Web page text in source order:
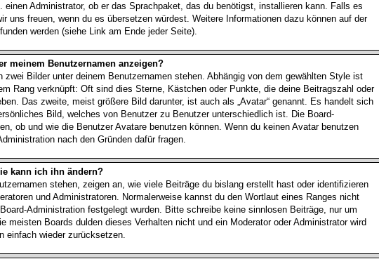
einen Administrator, ob er das Sprachpaket, das du benötigst, installieren kann. Falls es
uns freuen, wenn du es übersetzen würdest. Weitere Informationen dazu können auf der
werden (siehe Link am Ende jeder Seite).
meinem Benutzernamen anzeigen?
zwei Bilder unter deinem Benutzernamen stehen. Abhängig von dem gewählten Style ist
Rang verknüpft: Oft sind dies Sterne, Kästchen oder Punkte, die deine Beitragszahl oder
Das zweite, meist größere Bild darunter, ist auch als „Avatar“ genannt. Es handelt sich
Bild, welches von Benutzer zu Benutzer unterschiedlich ist. Die Board-
ob und wie die Benutzer Avatare benutzen können. Wenn du keinen Avatar benutzen
nach den Gründen dafür fragen.
kann ich ihn ändern?
stehen, zeigen an, wie viele Beiträge du bislang erstellt hast oder identifizieren
und Administratoren. Normalerweise kannst du den Wortlaut eines Ranges nicht
Administration festgelegt wurden. Bitte schreibe keine sinnlosen Beiträge, nur um
meisten Boards dulden dieses Verhalten nicht und ein Moderator oder Administrator wird
einfach wieder zurücksetzen.